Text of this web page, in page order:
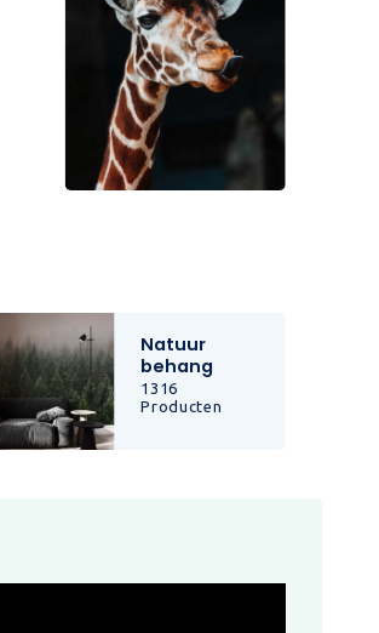
Natuur
behang
1316
Producten